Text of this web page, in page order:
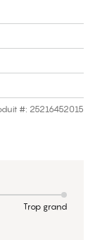
#: 25216452015
Trop grand